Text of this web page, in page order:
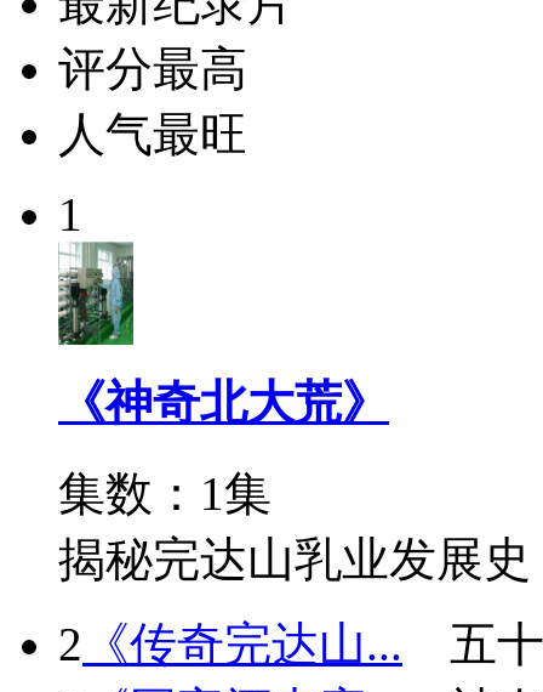
评分最高
人气最旺
1
《神奇北大荒》
集数：1集
揭秘完达山乳业发展史
2 《传奇完达山...
五